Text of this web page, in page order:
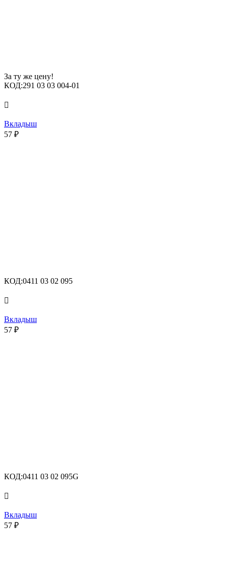
За ту же цену!
КОД:291 03 03 004-01

Вкладыш
57 ₽
КОД:0411 03 02 095

Вкладыш
57 ₽
КОД:0411 03 02 095G

Вкладыш
57 ₽